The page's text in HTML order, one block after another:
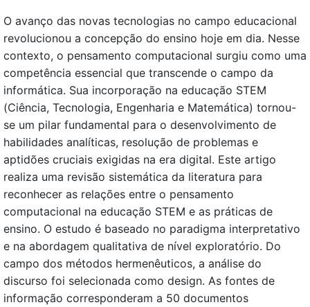
O avanço das novas tecnologias no campo educacional
revolucionou a concepção do ensino hoje em dia. Nesse
contexto, o pensamento computacional surgiu como uma
competência essencial que transcende o campo da
informática. Sua incorporação na educação STEM
(Ciência, Tecnologia, Engenharia e Matemática) tornou-
se um pilar fundamental para o desenvolvimento de
habilidades analíticas, resolução de problemas e
aptidões cruciais exigidas na era digital. Este artigo
realiza uma revisão sistemática da literatura para
reconhecer as relações entre o pensamento
computacional na educação STEM e as práticas de
ensino. O estudo é baseado no paradigma interpretativo
e na abordagem qualitativa de nível exploratório. Do
campo dos métodos hermenêuticos, a análise do
discurso foi selecionada como design. As fontes de
informação corresponderam a 50 documentos